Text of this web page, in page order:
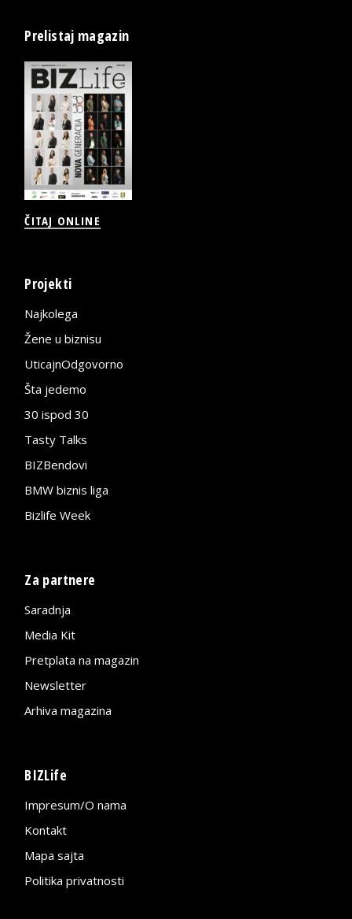
Prelistaj magazin
ČITAJ ONLINE
Projekti
Najkolega
Žene u biznisu
UticajnOdgovorno
Šta jedemo
30 ispod 30
Tasty Talks
BIZBendovi
BMW biznis liga
Bizlife Week
Za partnere
Saradnja
Media Kit
Pretplata na magazin
Newsletter
Arhiva magazina
BIZLife
Impresum/O nama
Kontakt
Mapa sajta
Politika privatnosti